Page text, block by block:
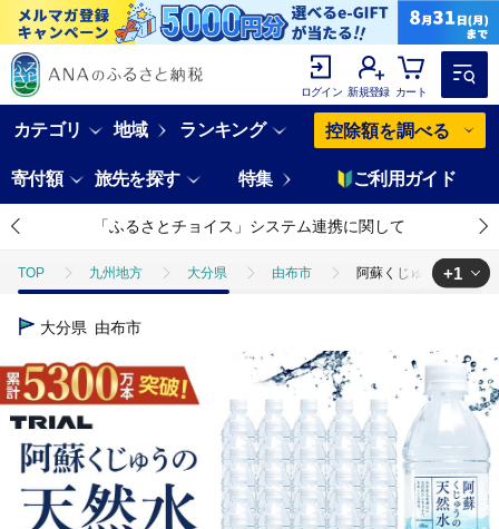
ログイン 新規登録 カート
カテゴリ 地域 ランキング 控除額を調べる
寄付額 旅先を探す 特集 ご利用ガイド
「ふるさとチョイス」システム連携に関して
TOP 九州地方 大分県 由布市 阿蘇くじゅうの天然
TOP
+1
大分県 由布市